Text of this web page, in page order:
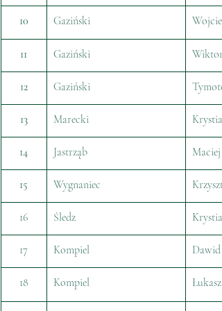
10 Gaziński
11 Gaziński Wiktor
12 Gaziński
13 Marecki Krystian
14 Jastrząb Maciej
15 Wygnaniec
16 Śledz Krystian
17 Kompiel Dawid
18 Kompiel Łukasz